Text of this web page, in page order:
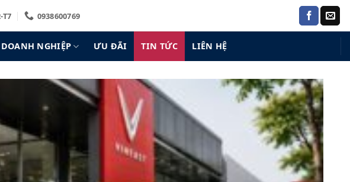
T7 0938600769
NGHIỆP ƯU ĐÃI TIN TỨC LIÊN HỆ